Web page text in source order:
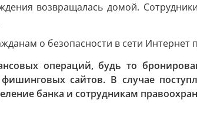
возвращалась домой.
о безопасности в сети
операций, будь то
сайтов. В случае
банка и сотрудникам